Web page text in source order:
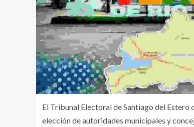
El Tribunal Electoral de Santiago del
elección de autoridades municipales y